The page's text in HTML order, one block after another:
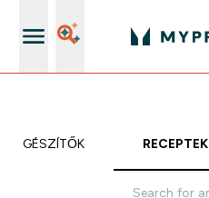
KIEGÉSZÍTŐK RECEPTEK